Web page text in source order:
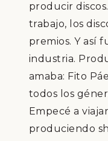
producir
trabajo, los
premios. Y así
industria.
amaba: Fito Pá
todos los gé
Empecéa
produciendo